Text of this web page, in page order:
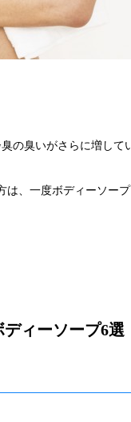
の臭いがさらに増して
、一度ボディーソープ
ディーソープ6選